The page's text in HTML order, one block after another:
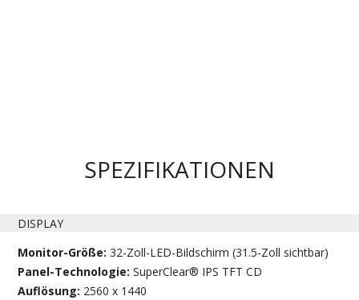
SPEZIFIKATIONEN
DISPLAY
Monitor-Größe:32-Zoll-LED-Bildschirm (31.5-Zoll sichtbar)
Panel-Technologie:SuperClear® IPS TFT CD
Auflösung: 2560 x 1440